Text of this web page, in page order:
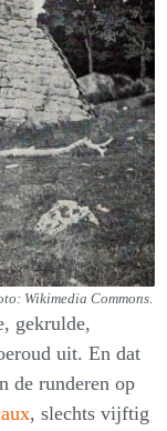
Wikimedia Commons.
gekrulde,
uit. En dat
de runderen op
, slechts vijftig